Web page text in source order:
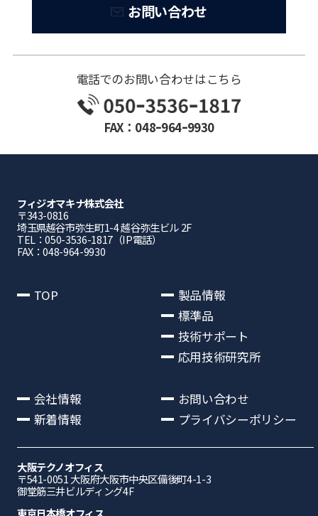
お問い合わせ
電話でのお問い合わせはこちら
FAX：048ｰ964ｰ9930
フィジオマキナ株式会社
〒343-0816
埼⽟県越⾕市弥⽣町1-4 越⾕弥⽣ビル 2F
TEL：050-3536-1817（IP電話）
FAX：048-964-9930
TOP
製品情報
標準品
技術サポート
応用技術研究所
会社情報
新着情報
お問い合わせ
プライバシーポリシー
大阪テクノオフィス
〒541-0051 ⼤阪府⼤阪市中央区備後町4-1-3
御堂筋三井ビルディング4F
東京日本橋オフィス